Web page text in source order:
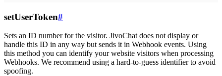
setUserToken#
Sets an ID number for the visitor. JivoChat does not display or
handle this ID in any way but sends it in Webhook events. Using
this method you can identify your website visitors when processing
Webhooks. We recommend using a hard-to-guess identifier to avoid
spoofing.